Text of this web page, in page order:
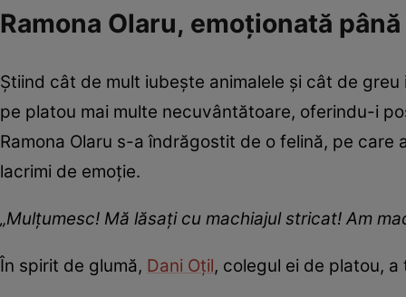
Ramona Olaru, emoționată
Știind cât de mult iubește animalele și cât de
pe platou mai multe necuvântătoare, oferindu-i
Ramona Olaru s-a îndrăgostit de o felină, pe
lacrimi de emoție.
„Mulțumesc! Mă lăsați cu machiajul stricat! Am
În spirit de glumă, Dani Oțil, colegul ei de platou,